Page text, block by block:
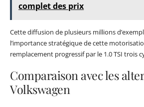
complet des prix
Cette diffusion de plusieurs millions
l’importance stratégique de cette
remplacement progressif par le 1.0 TSI trois
Comparaison avec les
Volkswagen